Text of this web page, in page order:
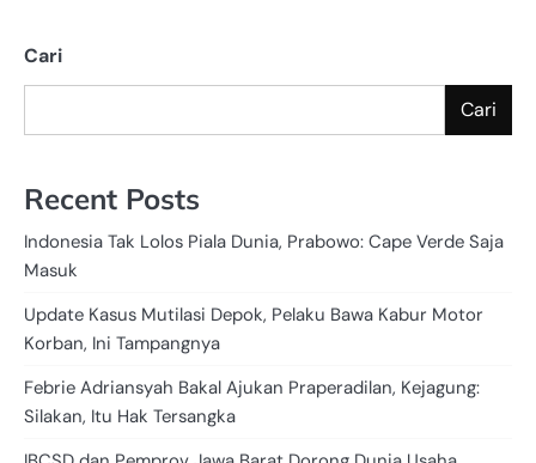
Cari
Cari
Recent Posts
Indonesia Tak Lolos Piala Dunia, Prabowo: Cape Verde Saja
Masuk
Update Kasus Mutilasi Depok, Pelaku Bawa Kabur Motor
Korban, Ini Tampangnya
Febrie Adriansyah Bakal Ajukan Praperadilan, Kejagung:
Silakan, Itu Hak Tersangka